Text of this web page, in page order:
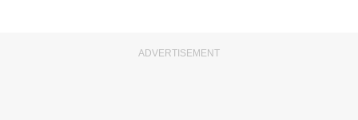
ADVERTISEMENT